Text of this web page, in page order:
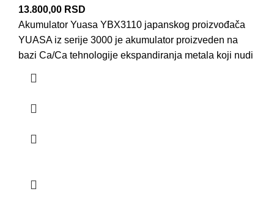
13.800,00 RSD
Akumulator Yuasa YBX3110 japanskog proizvođača
YUASA iz serije 3000 je akumulator proizveden na
bazi Ca/Ca tehnologije ekspandiranja metala koji nudi